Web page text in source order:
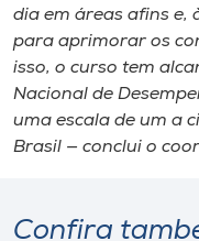
dia em áreas afins e,
para aprimorar os
isso, o curso tem
Nacional de
uma escala de um a
Brasil — conclui o
Confira